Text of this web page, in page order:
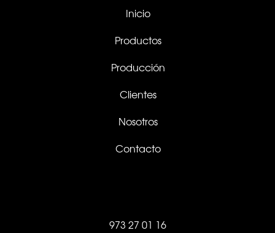
Inicio
Productos
Producción
Clientes
Nosotros
Contacto
973 27 01 16